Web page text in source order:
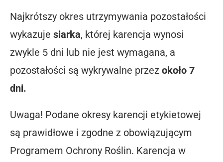
Najkrótszy okres utrzymywania pozostałości
wykazuje siarka, której karencja wynosi
zwykle 5 dni lub nie jest wymagana, a
pozostałości są wykrywalne przez około 7
dni.
Uwaga! Podane okresy karencji etykietowej
są prawidłowe i zgodne z obowiązującym
Programem Ochrony Roślin. Karencja w